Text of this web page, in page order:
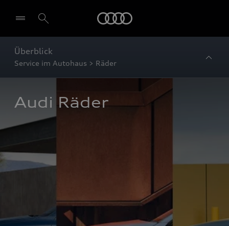
Überblick
Service im Autohaus > Räder
Audi Räder